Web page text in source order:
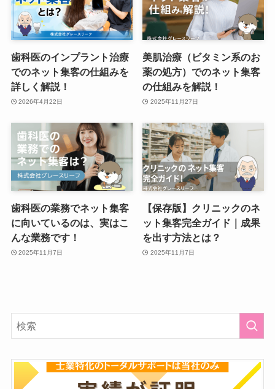
歯科医のインプラント治療
でのネット集客の仕組みを
詳しく解説！
2026年4月22日
美肌治療（ビタミン系のお
薬の処方）でのネット集客
の仕組みを解説！
2025年11月27日
歯科医の業務でネット集客
に向いているのは、実はこ
んな業務です！
2025年11月7日
【保存版】クリニックのネ
ット集客完全ガイド｜成果
を出す方法とは？
2025年11月7日